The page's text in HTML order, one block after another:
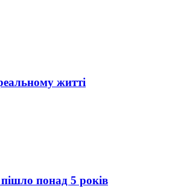
житті
понад 5 років